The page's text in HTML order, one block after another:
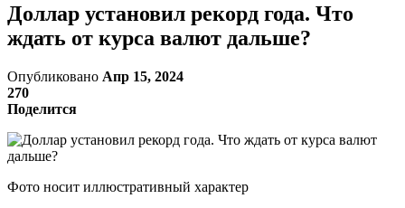
Доллар установил рекорд года. Что
ждать от курса валют дальше?
Опубликовано Апр 15, 2024
270
Поделится
Фото носит иллюстративный характер